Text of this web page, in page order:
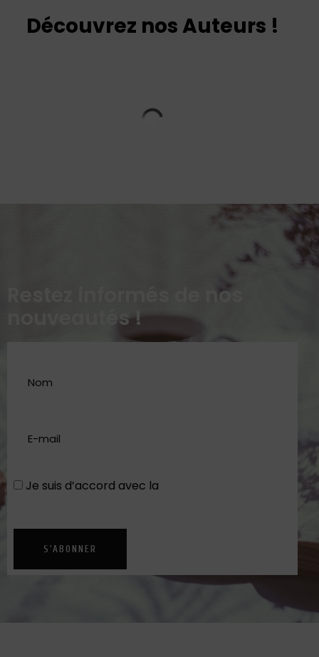
Découvrez nos Auteurs !
Restez informés de nos
nouveautés !
Je suis d’accord avec la
S'ABONNER